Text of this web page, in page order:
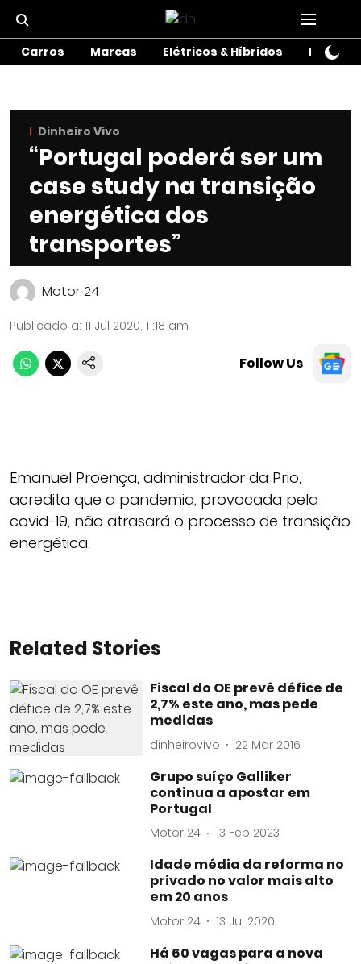
Carros Marcas Elétricos & Híbridos Motos
Dinheiro Vivo
“Portugal poderá ser um
case study na transição
energética dos
transportes”
Motor 24
Publicado a: 11 Jul 2020, 11:18 am
Follow Us
Emanuel Proença, administrador da Prio,
acredita que a pandemia, provocada pela
covid-19, não atrasará o processo de transição
energética.
Related Stories
Fiscal do OE prevê défice de
2,7% este ano, mas pede
medidas
dinheirovivo 22 Mar 2016
Grupo suíço Galliker
continua a apostar em
Portugal
Motor 24 13 Feb 2023
Idade média da reforma no
privado no valor mais alto
em 20 anos
Motor 24 13 Jul 2020
Há 60 vagas para a nova